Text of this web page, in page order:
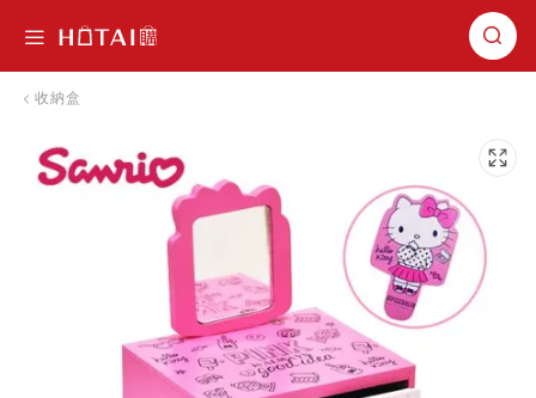
收納盒
跳到圖片庫的末尾